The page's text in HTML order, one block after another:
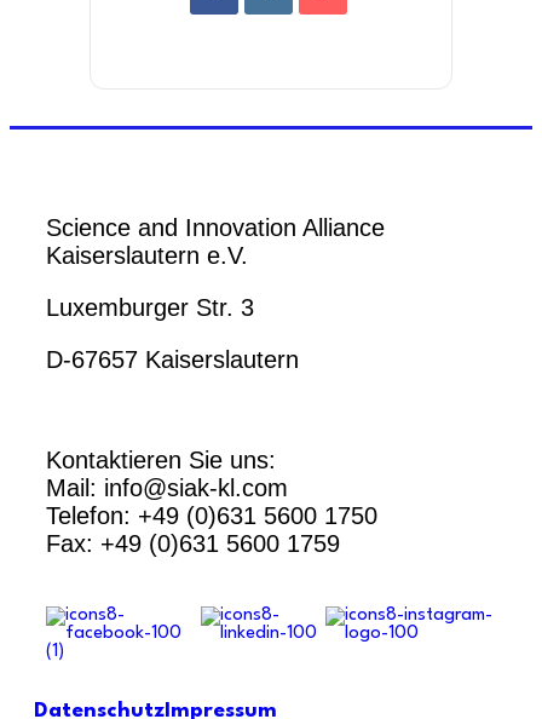
Science and Innovation Alliance
Kaiserslautern e.V.
Luxemburger Str. 3
D-67657 Kaiserslautern
Kontaktieren Sie uns:
Mail: info@siak-kl.com
Telefon: +49 (0)631 5600 1750
Fax: +49 (0)631 5600 1759
Datenschutz Impressum